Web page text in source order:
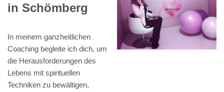
in Schömberg
In meinem ganzheitlichen
Coaching begleite ich dich, um
die Herausforderungen des
Lebens mit spirituellen
Techniken zu bewältigen,